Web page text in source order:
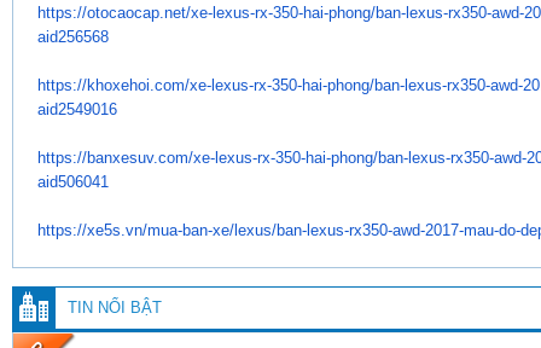
https://otocaocap.net/xe-lexus-rx-350-hai-phong/ban-lexus-rx350-awd-
aid256568
https://khoxehoi.com/xe-lexus-rx-350-hai-phong/ban-lexus-rx350-awd-
aid2549016
https://banxesuv.com/xe-lexus-rx-350-hai-phong/ban-lexus-rx350-awd-
aid506041
https://xe5s.vn/mua-ban-xe/lexus/ban-lexus-rx350-awd-2017-mau-do-
TIN NỔI BẬT